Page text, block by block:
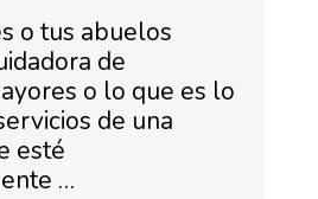
o tus abuelos
de
o lo que es lo
de una
esté
…